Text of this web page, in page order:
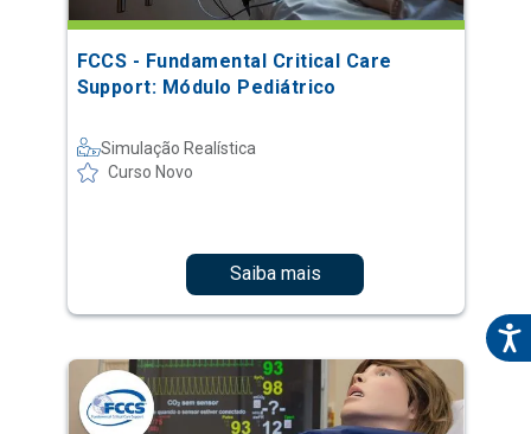
FCCS - Fundamental Critical Care
Support: Módulo Pediátrico
Simulação Realística
Curso Novo
Saiba mais